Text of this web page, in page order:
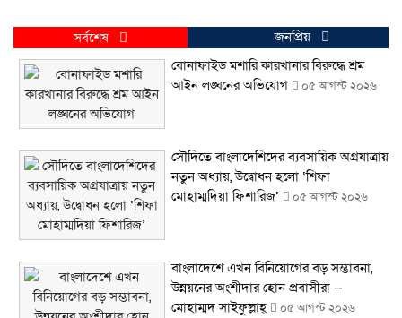
সর্বশেষ
জনপ্রিয়
বোনাফাইড মশারি কারখানার বিরুদ্ধে শ্রম
আইন লঙ্ঘনের অভিযোগ
০৫ আগস্ট ২০২৬
সৌদিতে বাংলাদেশিদের ব্যবসায়িক অগ্রযাত্রায়
নতুন অধ্যায়, উদ্বোধন হলো ‘শিফা
মোহাম্মদিয়া ফিশারিজ’
০৫ আগস্ট ২০২৬
বাংলাদেশে এখন বিনিয়োগের বড় সম্ভাবনা,
উন্নয়নের অংশীদার হোন প্রবাসীরা —
মোহাম্মদ সাইফুল্লাহ্
০৫ আগস্ট ২০২৬